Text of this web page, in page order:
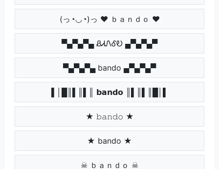
(っ◔◡◔)っ ♥ ｂａｎｄｏ ♥
▀▄▀▄▀▄ ᏰᏗᏁᎴᎧ ▄▀▄▀▄▀
▀▄▀▄▀▄ bando ▄▀▄▀▄▀
▌│█║▌║▌║ 𝗯𝗮𝗻𝗱𝗼 ║▌║▌║█│▌
★ 𝚋𝚊𝚗𝚍𝚘 ★
★ bando ★
☠ ｂａｎｄｏ ☠